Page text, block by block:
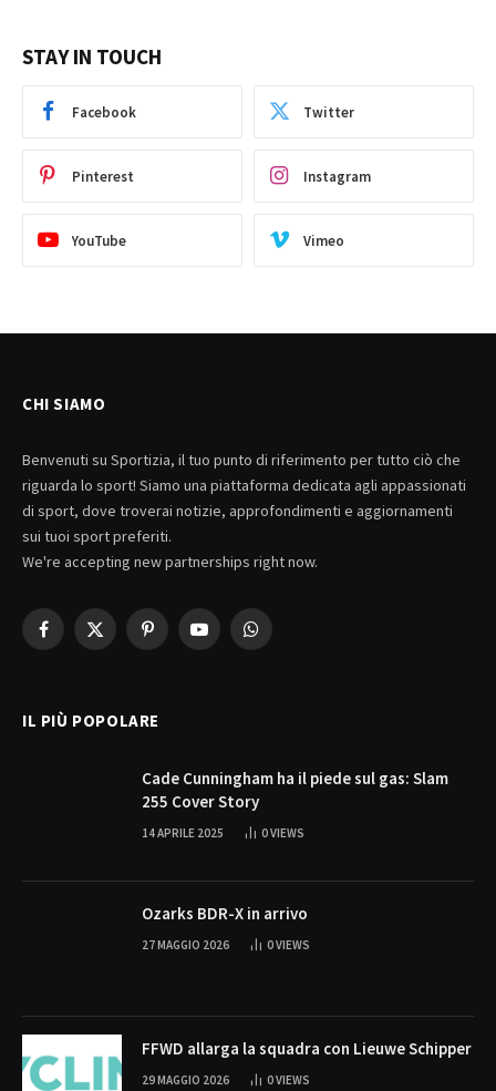
STAY IN TOUCH
Facebook Twitter
Pinterest Instagram
YouTube Vimeo
CHI SIAMO
Benvenuti su Sportizia, il tuo punto di riferimento per tutto ciò che
riguarda lo sport! Siamo una piattaforma dedicata agli appassionati
di sport, dove troverai notizie, approfondimenti e aggiornamenti
sui tuoi sport preferiti.
We're accepting new partnerships right now.
Facebook
X
PinterestYouTubeWhatsApp
IL PIÙ POPOLARE
Cade Cunningham ha il piede sul gas: Slam
255 Cover Story
14 APRILE 2025 0VIEWS
Ozarks BDR-X in arrivo
27 MAGGIO 2026 0VIEWS
FFWD allarga la squadra con Lieuwe Schipper
29 MAGGIO 2026 0VIEWS